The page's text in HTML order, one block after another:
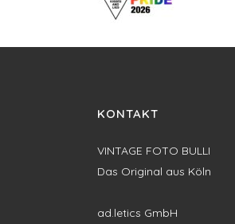
KONTAKT
VINTAGE FOTO BULLI
Das Original aus Köln
ad.letics GmbH